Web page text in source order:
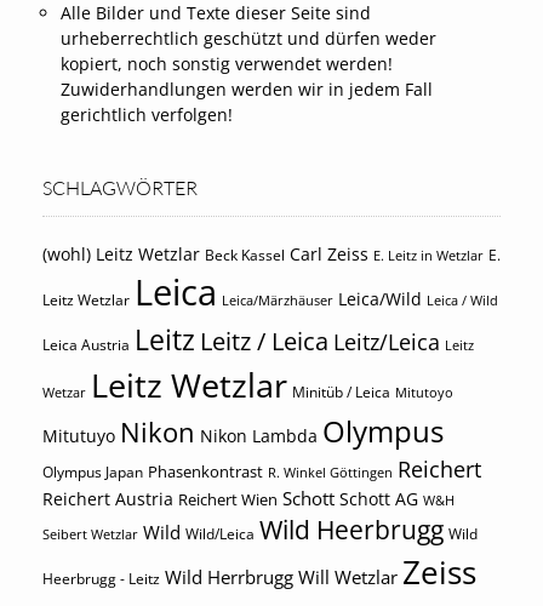
Alle Bilder und Texte dieser Seite sind
urheberrechtlich geschützt und dürfen weder
kopiert, noch sonstig verwendet werden!
Zuwiderhandlungen werden wir in jedem Fall
gerichtlich verfolgen!
SCHLAGWÖRTER
(wohl) Leitz Wetzlar Beck Kassel Carl Zeiss E. Leitz in Wetzlar E.
Leitz Wetzlar Leica Leica/Märzhäuser Leica/Wild Leica / Wild
Leica Austria Leitz Leitz / Leica Leitz/Leica Leitz
Wetzar Leitz Wetzlar Minitüb / Leica Mitutoyo
Mitutuyo Nikon Nikon Lambda Olympus
Olympus Japan Phasenkontrast R. Winkel Göttingen Reichert
Reichert Austria Reichert Wien Schott Schott AG W&H
Seibert Wetzlar Wild Wild/Leica Wild Heerbrugg Wild
Heerbrugg - Leitz Wild Herrbrugg Will Wetzlar Zeiss